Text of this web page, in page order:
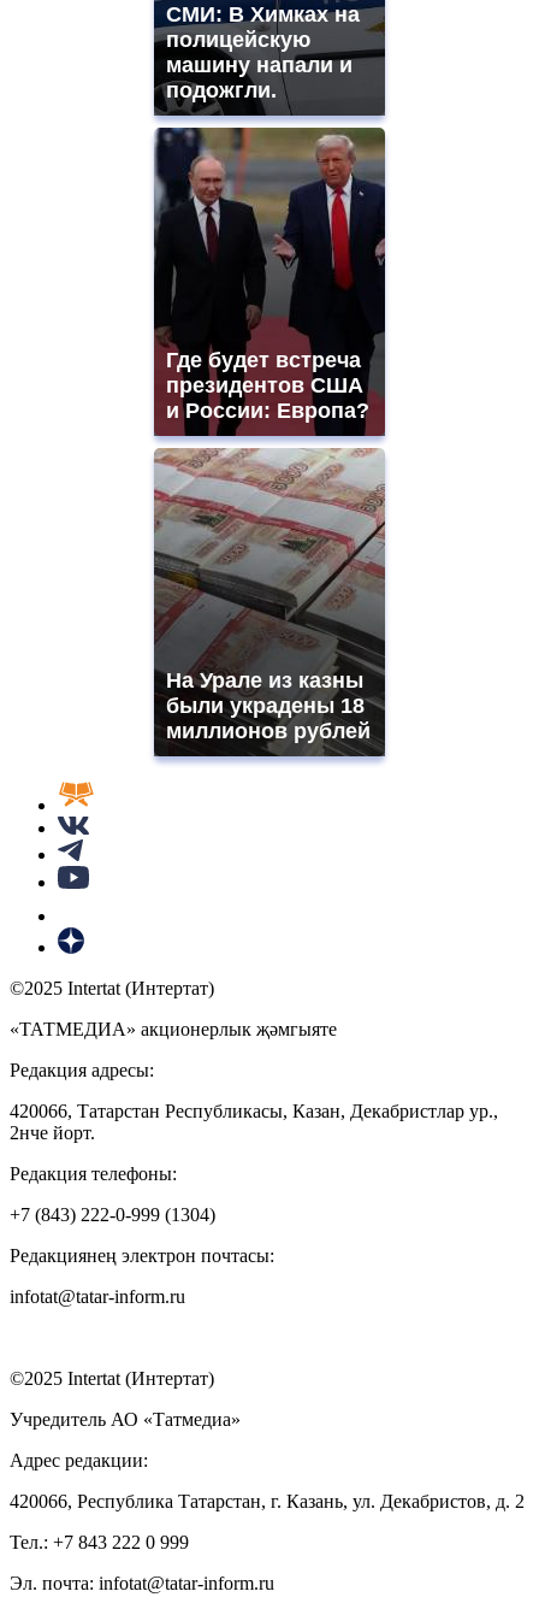
СМИ: В Химках на
полицейскую
машину напали и
подожгли.
Где будет встреча
президентов США
и России: Европа?
На Урале из казны
были украдены 18
миллионов рублей
©2025 Intertat (Интертат)
«ТАТМЕДИА» акционерлык җәмгыяте
Редакция адресы:
420066, Татарстан Республикасы, Казан, Декабристлар ур.,
2нче йорт.
Редакция телефоны:
+7 (843) 222-0-999 (1304)
Редакциянең электрон почтасы:
infotat@tatar-inform.ru
©2025 Intertat (Интертат)
Учредитель АО «Татмедиа»
Адрес редакции:
420066, Республика Татарстан, г. Казань, ул. Декабристов, д. 2
Тел.: +7 843 222 0 999
Эл. почта: infotat@tatar-inform.ru